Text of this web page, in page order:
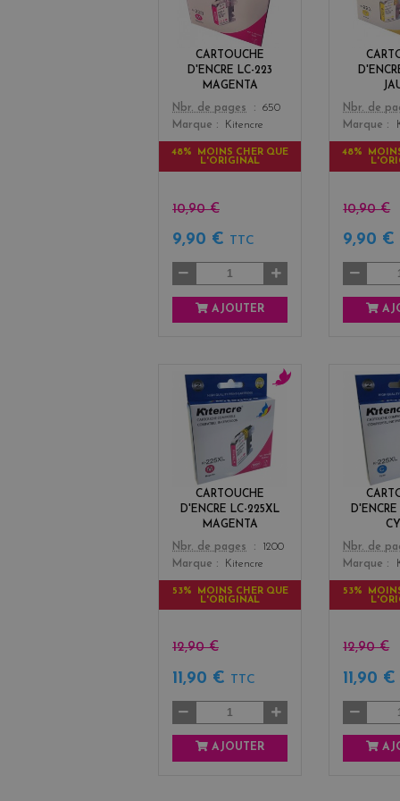
CARTOUCHE
D'ENCRE LC-223
MAGENTA
Color
Nbr. de pages
650
Marque
Kitencre
48% MOINS CHER QUE
L'ORIGINAL
10,90 €
9,90 € TTC
AJOUTER
Color
Nbr. de
Marque
48%
10,90 €
9,90 €
CARTOUCHE
D'ENCRE LC-225XL
MAGENTA
Color
g
e
Nbr. de pages
1200
Marque
Kitencre
53% MOINS CHER QUE
L'ORIGINAL
12,90 €
11,90 € TTC
AJOUTER
Color
Nbr. de
Marque
53%
12,90 €
11,90 €